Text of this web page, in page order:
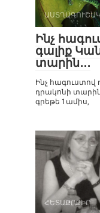
ԱՍՏՂԱԳՈՒՇԱԿ
Ինչ
գալիք
տարին․․․
Ինչ հագուստով
դրակոնի
գրեթե 1ամիս,
ՀԵՏԱՔՐՔԻՐ